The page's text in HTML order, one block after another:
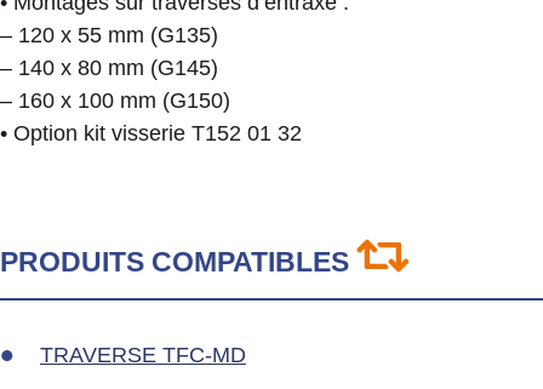
– 120 x 55 mm (G135)
– 140 x 80 mm (G145)
– 160 x 100 mm (G150)
• Option kit visserie T152 01 32
PRODUITS COMPATIBLES
TRAVERSE TFC-MD